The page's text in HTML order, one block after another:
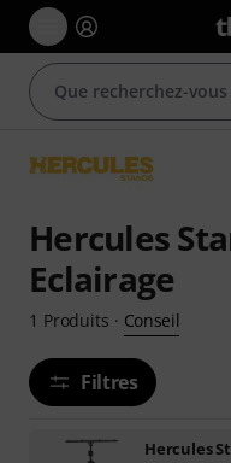
Hercules
Eclairage
1 Produits · Conseil
Filtres
Hercules